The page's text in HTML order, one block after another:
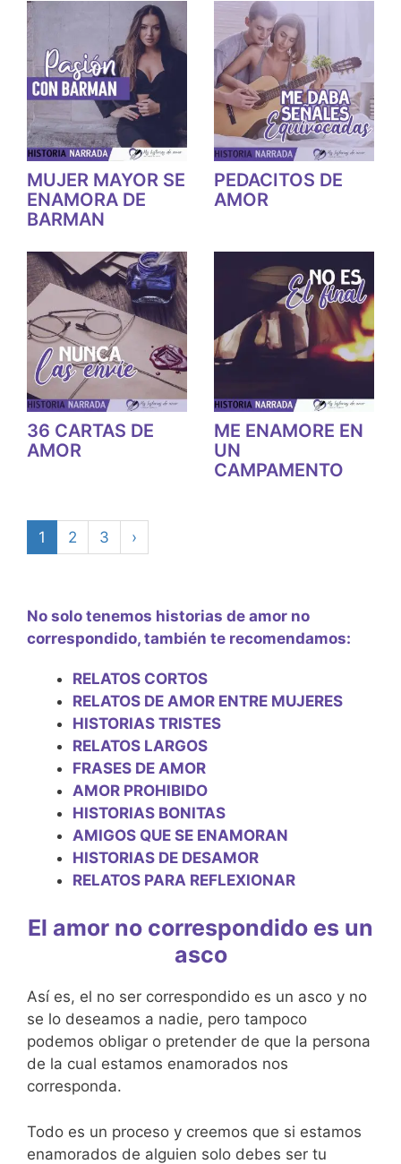
MUJER MAYOR SE
ENAMORA DE
BARMAN
PEDACITOS DE
AMOR
36 CARTAS DE
AMOR
ME ENAMORE EN
UN
CAMPAMENTO
1 2 3 ›
No solo tenemos historias de amor no
correspondido, también te recomendamos:
RELATOS CORTOS
RELATOS DE AMOR ENTRE MUJERES
HISTORIAS TRISTES
RELATOS LARGOS
FRASES DE AMOR
AMOR PROHIBIDO
HISTORIAS BONITAS
AMIGOS QUE SE ENAMORAN
HISTORIAS DE DESAMOR
RELATOS PARA REFLEXIONAR
El amor no correspondido es un
asco
Así es, el no ser correspondido es un asco y no
se lo deseamos a nadie, pero tampoco
podemos obligar o pretender de que la persona
de la cual estamos enamorados nos
corresponda.
Todo es un proceso y creemos que si estamos
enamorados de alguien solo debes ser tu